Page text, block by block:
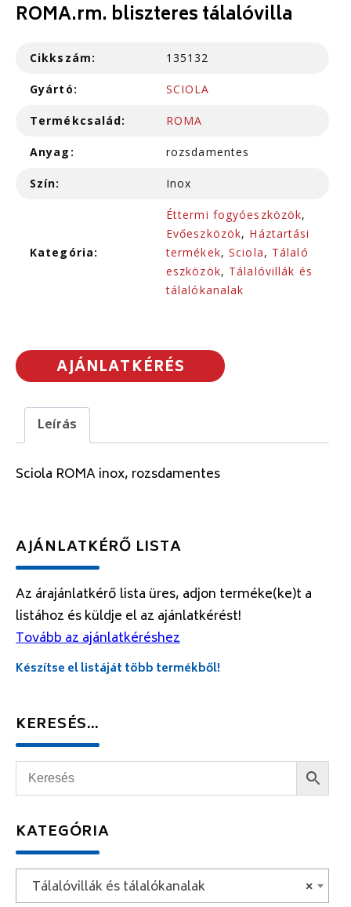
ROMA.rm. bliszteres tálalóvilla
Cikkszám: 135132
Gyártó: SCIOLA
Termékcsalád: ROMA
Anyag: rozsdamentes
Szín: Inox
Kategória:
Éttermi fogyóeszközök,
Evőeszközök, Háztartási
termékek,Sciola, Tálaló
eszközök, Tálalóvillák és
tálalókanalak
AJÁNLATKÉRÉS
Leírás
Sciola ROMA inox, rozsdamentes
AJÁNLATKÉRŐ LISTA
Az árajánlatkérő lista üres, adjon terméke(ke)t a
listához és küldje el az ajánlatkérést!
Tovább az ajánlatkéréshez
Készítse el listáját több termékből!
KERESÉS…
KATEGÓRIA
×
Tálalóvillák és tálalókanalak